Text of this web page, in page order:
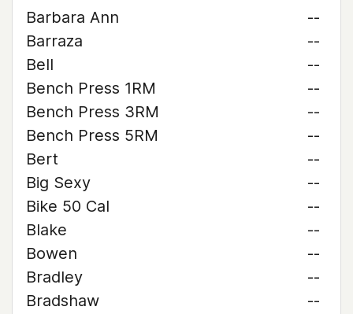
Barbara Ann
--
Barraza
--
Bell
--
Bench Press 1RM
--
Bench Press 3RM
--
Bench Press 5RM
--
Bert
--
Big Sexy
--
Bike 50 Cal
--
Blake
--
Bowen
--
Bradley
--
Bradshaw
--